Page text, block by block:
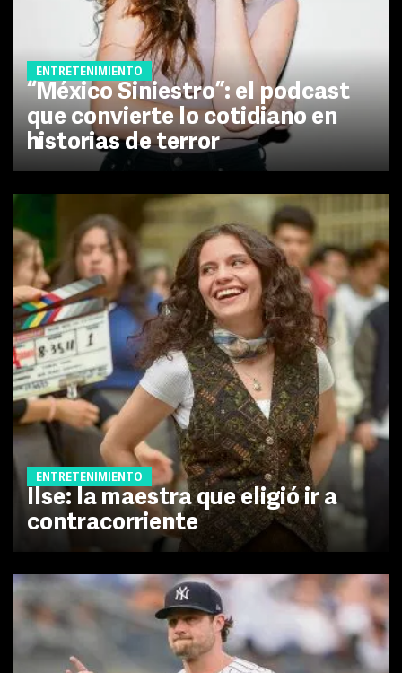
ENTRETENIMIENTO
“México Siniestro”: el podcast
que convierte lo cotidiano en
historias de terror
ENTRETENIMIENTO
Ilse: la maestra que eligió ir a
contracorriente